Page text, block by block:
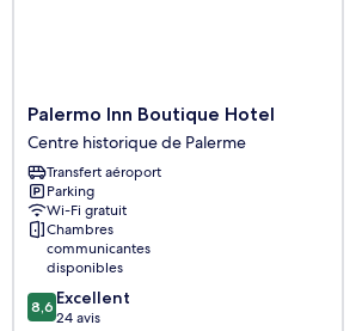
Palermo
Inn
Boutique
Hotel
Centre
historique
de
Palerme
Palermo Inn Boutique Hotel
Centre historique de Palerme
Transfert aéroport
Parking
Wi-Fi gratuit
Chambres
communicantes
disponibles
8.6
sur
8,6 Excellent
24 avis